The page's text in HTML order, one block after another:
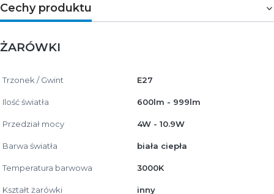
Cechy produktu
ŻARÓWKI
Trzonek / Gwint E27
Ilość światła 600lm - 999lm
Przedział mocy 4W - 10.9W
Barwa światła biała ciepła
Temperatura barwowa 3000K
Kształt żarówki inny